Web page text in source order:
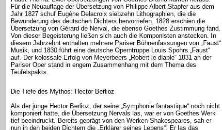
Für die Neuauflage der Übersetzung von Philippe Albert Stapfer aus dem
Jahr 1827 schuf Eugène Delacroix siebzehn Lithographien, die die
Bewunderung des deutschen Dichters hervorriefen. 1828 erschien die
Übersetzung von Gérard de Nerval, die ebenso Goethes Zustimmung fand.
Von dieser Begeisterung ließen sich auch die Komponisten anstecken. In
diesem Jahrzehnt enthalten mehrere Pariser Bühnenfassungen von „Faust“
Musik, und 1830 führt eine deutsche Operntruppe Louis Spohrs „Faust“
auf. Der kolossale Erfolg von Meyerbeers „Robert le diable“ 1831 an der
Pariser Oper stand in engem Zusammenhang mit dem Thema des
Teufelspakts.
Die Tiefe des Mythos: Hector Berlioz
Als der junge Hector Berlioz, der seine „Symphonie fantastique“ noch nicht
komponiert hatte, die Übersetzung Nervals las, war er von Goethes Werk
tief beeindruckt. Bereits geprägt von den Werken Shakespeares, sah er
nun in den beiden Dichtern die „Erklärer seines Lebens“. Er las das